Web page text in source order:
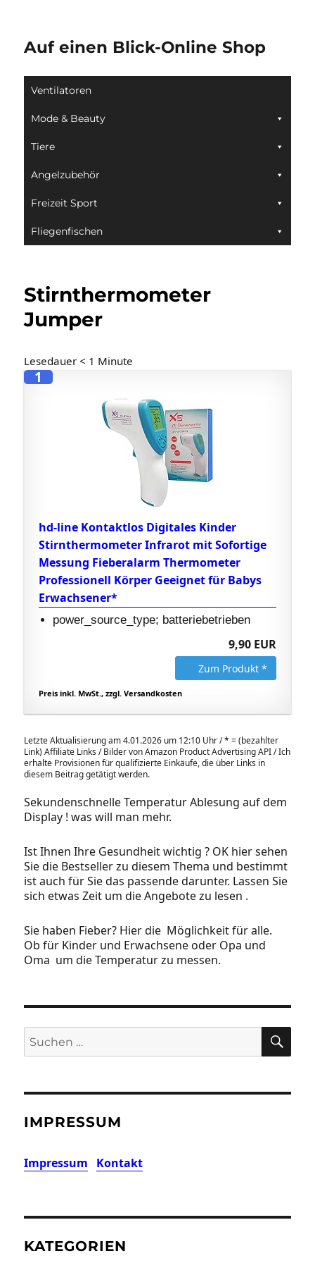
Auf einen Blick-Online Shop
Ventilatoren
Mode & Beauty
Tiere
Angelzubehör
Freizeit Sport
Fliegenfischen
Stirnthermometer
Jumper
Lesedauer < 1 Minute
1
hd-line Kontaktlos Digitales Kinder
Stirnthermometer Infrarot mit Sofortige
Messung Fieberalarm Thermometer
Professionell Körper Geeignet für Babys
Erwachsener*
power_source_type; batteriebetrieben
9,90 EUR
Zum Produkt *
Preis inkl. MwSt., zzgl. Versandkosten
Letzte Aktualisierung am 4.01.2026 um 12:10 Uhr /* = (bezahlter
Link) Affiliate Links / Bilder von Amazon Product Advertising API / Ich
erhalte Provisionen für qualifizierte Einkäufe, die über Links in
diesem Beitrag getätigt werden.
Sekundenschnelle Temperatur Ablesung auf dem
Display ! was will man mehr.
Ist Ihnen Ihre Gesundheit wichtig ? OK hier sehen
Sie die Bestseller zu diesem Thema und bestimmt
ist auch für Sie das passende darunter. Lassen Sie
sich etwas Zeit um die Angebote zu lesen .
Sie haben Fieber? Hier die Möglichkeit für alle.
Ob für Kinder und Erwachsene oder Opa und
Oma um die Temperatur zu messen.
Suchen
nach:
IMPRESSUM
Impressum Kontakt
KATEGORIEN